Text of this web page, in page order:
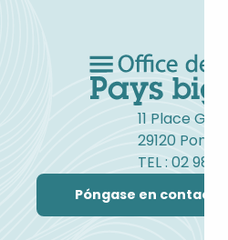
11 Place
29120 Pont-
TEL : 02 98
Póngase en contacto